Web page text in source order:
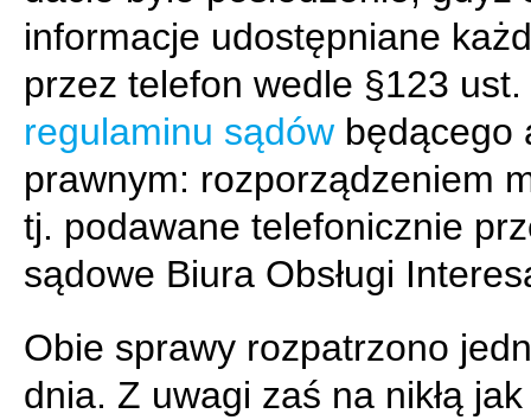
informacje udostępniane
przez telefon wedle §123 ust.
regulaminu sądów będącego
prawnym: rozporządzeniem
tj. podawane telefonicznie
sądowe Biura Obsługi
Obie sprawy rozpatrzono
dnia. Z uwagi zaś na nikłą